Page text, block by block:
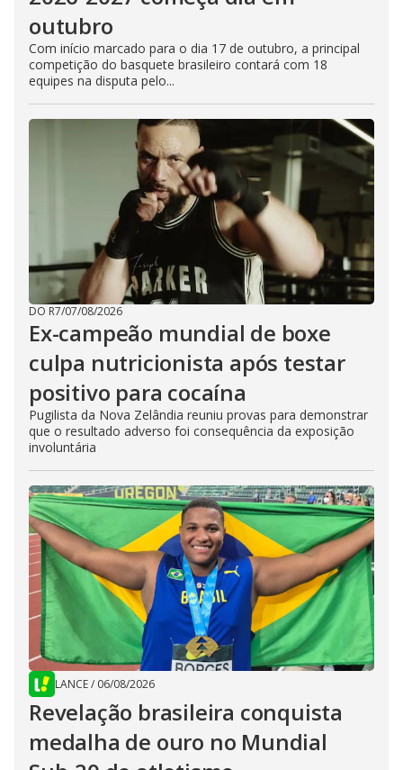
outubro
Com início marcado para o dia 17 de outubro, a principal
competição do basquete brasileiro contará com 18
equipes na disputa pelo...
DO R7/07/08/2026
Ex-campeão mundial de boxe
culpa nutricionista após testar
positivo para cocaína
Pugilista da Nova Zelândia reuniu provas para demonstrar
que o resultado adverso foi consequência da exposição
involuntária
LANCE/ 06/08/2026
Revelação brasileira conquista
medalha de ouro no Mundial